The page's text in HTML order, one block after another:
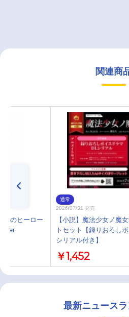
関連商
僕のヒーロー
ver.
通常
2026/07/31 発売
【小説】魔法少女ノ魔
トセット【録りおろし
シリアル付き】
￥1,452
最新ニュース